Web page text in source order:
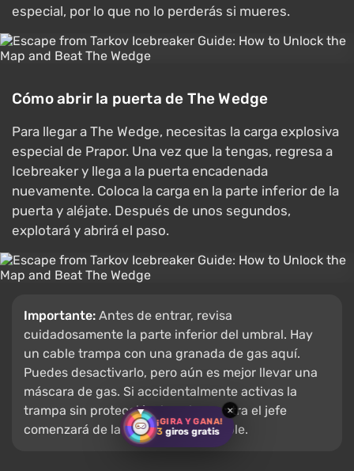
¡GIRA Y GANA!
3 giros gratis
×
especial, por lo que no lo perderás si mueres.
Cómo abrir la puerta de The Wedge
Para llegar a The Wedge, necesitas la carga explosiva
especial de Prapor. Una vez que la tengas, regresa a
Icebreaker y llega a la puerta encadenada
nuevamente. Coloca la carga en la parte inferior de la
puerta y aléjate. Después de unos segundos,
explotará y abrirá el paso.
Importante: Antes de entrar, revisa
cuidadosamente la parte inferior del umbral. Hay
un cable trampa con una granada de gas aquí.
Puedes desactivarlo, pero aún es mejor llevar una
máscara de gas. Si accidentalmente activas la
trampa sin protección, la pelea contra el jefe
comenzará de la peor manera posible.